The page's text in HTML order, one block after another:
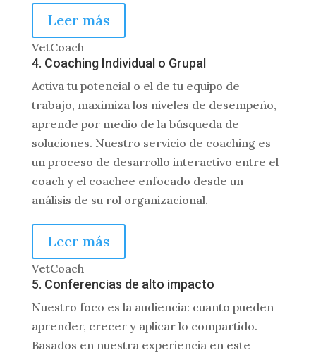
Leer más
VetCoach
4. Coaching Individual o Grupal
Activa tu potencial o el de tu equipo de
trabajo, maximiza los niveles de desempeño,
aprende por medio de la búsqueda de
soluciones. Nuestro servicio de coaching es
un proceso de desarrollo interactivo entre el
coach y el coachee enfocado desde un
análisis de su rol organizacional.
Leer más
VetCoach
5. Conferencias de alto impacto
Nuestro foco es la audiencia: cuanto pueden
aprender, crecer y aplicar lo compartido.
Basados en nuestra experiencia en este